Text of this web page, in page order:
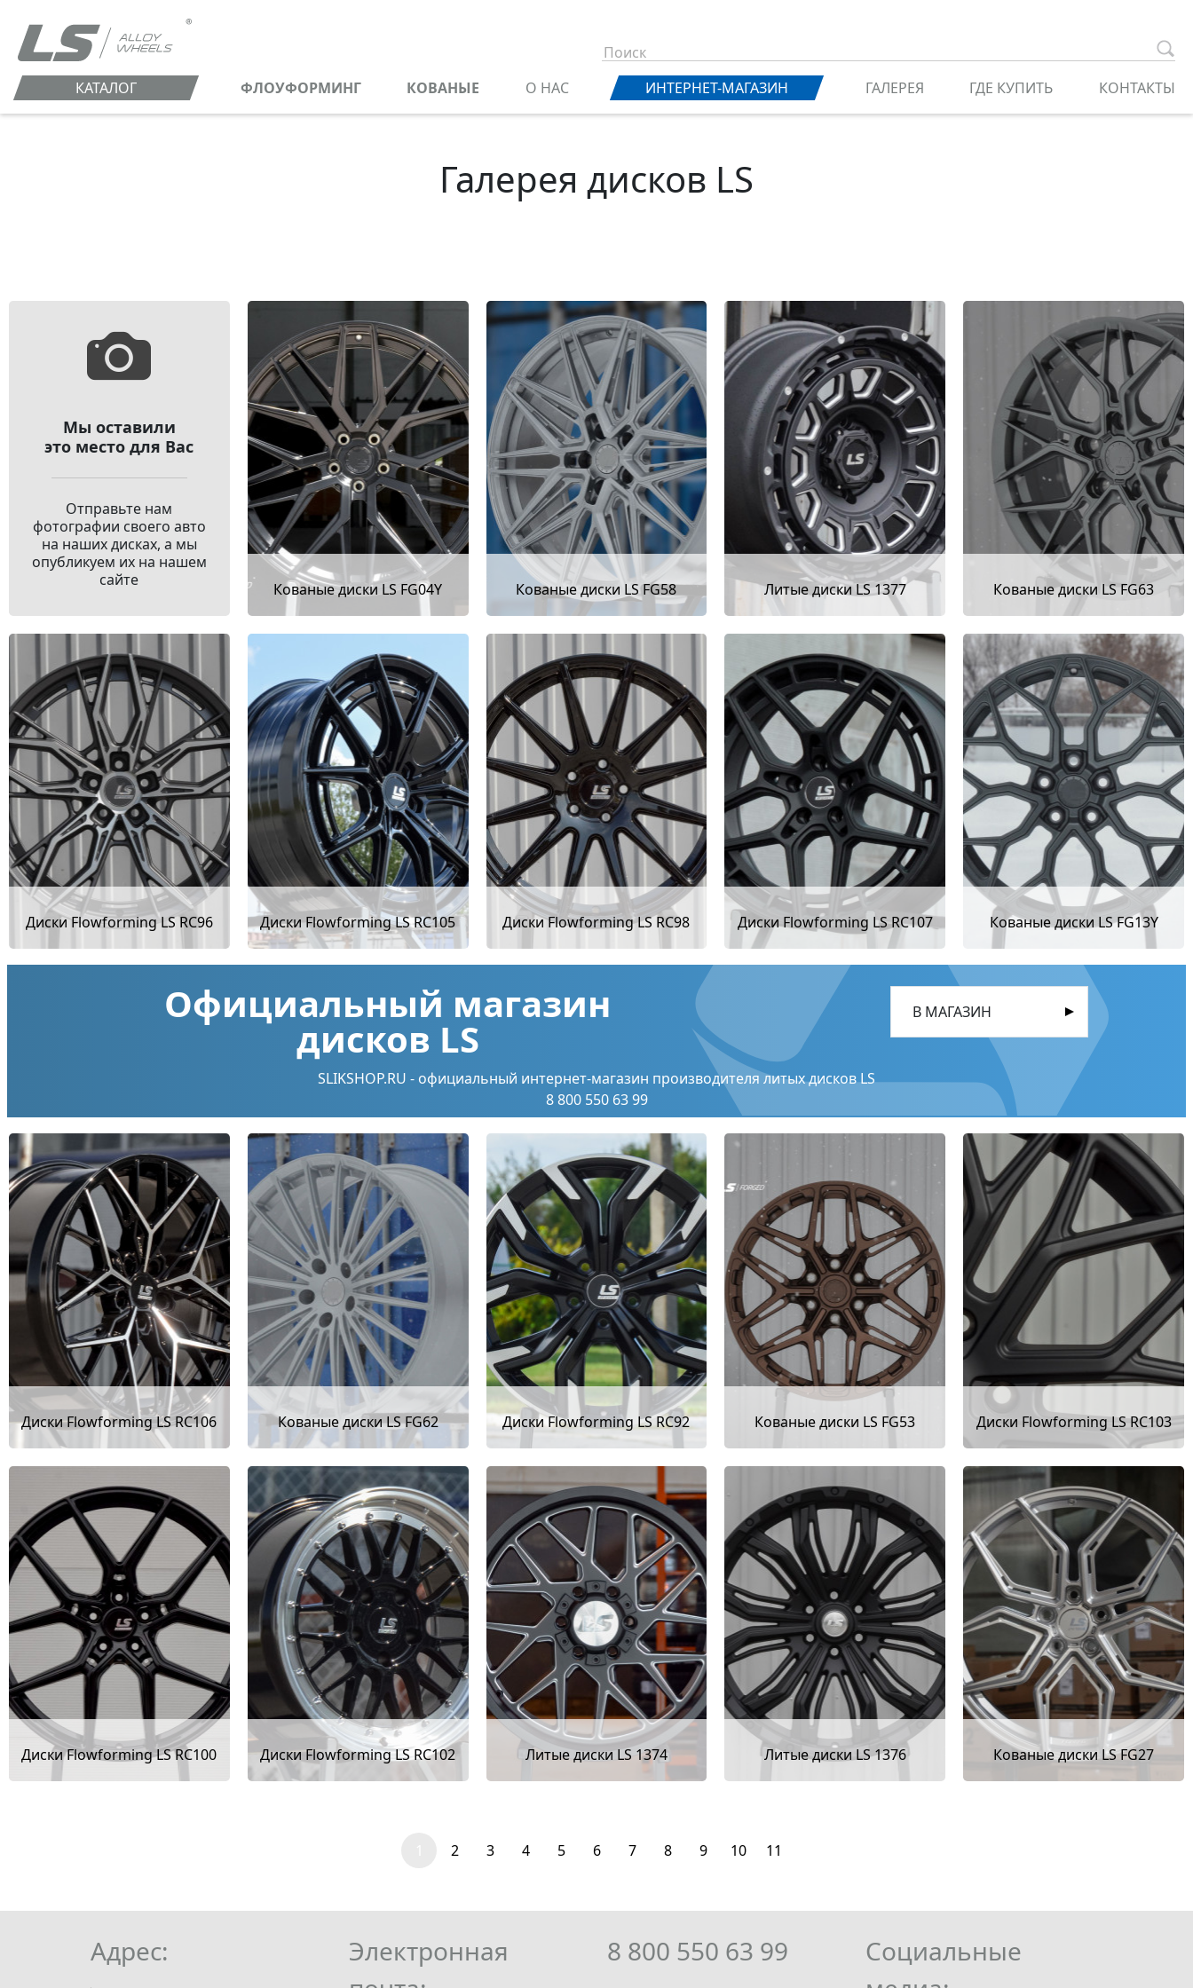
КАТАЛОГ ФЛОУФОРМИНГ КОВАНЫЕ О НАС ИНТЕРНЕТ-МАГАЗИН ГАЛЕРЕЯ ГДЕ КУПИТЬ КОНТАКТЫ
Галерея дисков LS
Мы оставили
это место для Вас
Отправьте нам
фотографии своего авто
на наших дисках, а мы
опубликуем их на нашем
сайте
Кованые диски LS FG04Y Кованые диски LS FG58 Литые диски LS 1377 Кованые диски LS FG63
Диски Flowforming LS RC96 Диски Flowforming LS RC105 Диски Flowforming LS RC98 Диски Flowforming LS RC107 Кованые диски LS FG13Y
Официальный магазин
дисков LS
В МАГАЗИН
SLIKSHOP.RU - официальный интернет-магазин производителя литых дисков LS
8 800 550 63 99
Диски Flowforming LS RC106 Кованые диски LS FG62 Диски Flowforming LS RC92 Кованые диски LS FG53 Диски Flowforming LS RC103
Диски Flowforming LS RC100 Диски Flowforming LS RC102 Литые диски LS 1374 Литые диски LS 1376 Кованые диски LS FG27
2 3 4 5 6 7 8 9 10 11
Адрес:
Электронная
8 800 550 63 99
Социальные